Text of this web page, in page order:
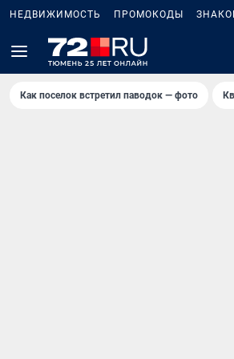
НЕДВИЖИМОСТЬ ПРОМОКОДЫ
Как поселок встретил паводок — фото